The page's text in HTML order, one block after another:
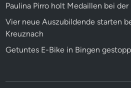
Paulina Pirro holt Medaillen bei der
Vier neue Auszubildende starten
Kreuznach
Getuntes E-Bike in Bingen